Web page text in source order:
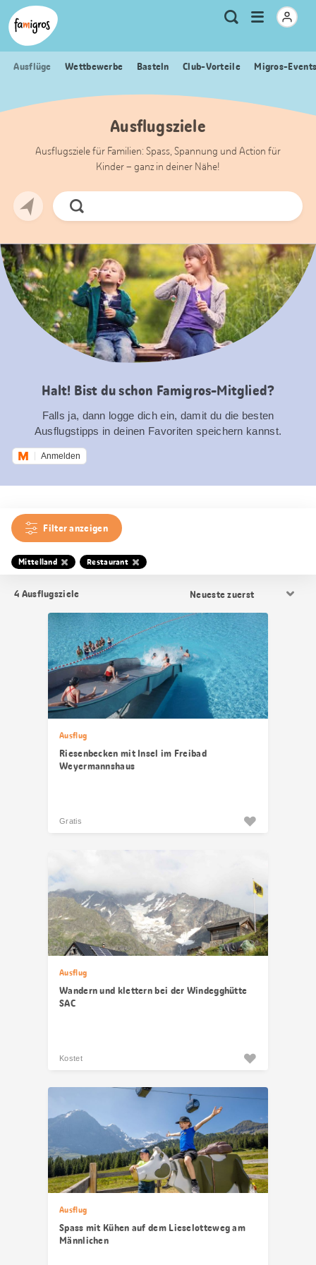
Sprungmarken
Navigation
Header
Logo
Meta
Navigation
Suche
Menu
öffnen
Ausflüge Wettbewerbe Basteln Club-Vorteile Migros-
Ausflugsziele
Ausflugsziele für Familien: Spass, Spannung und Action für
Kinder – ganz in deiner Nähe!
Jetzt
Suchen
Halt! Bist du schon Famigros-Mitglied?
Falls ja, dann logge dich ein, damit du die besten
Ausflugstipps in deinen Favoriten speichern kannst.
Anmelden
Filter anzeigen
Mittelland Restaurant
4 Ausflugsziele
Sortierung
Ausflug
Riesenbecken mit Insel im Freibad
Weyermannshaus
Gratis
Ausflug
Wandern und klettern bei der Windegghütte
SAC
Kostet
Ausflug
Spass mit Kühen auf dem Lieselotteweg am
Männlichen